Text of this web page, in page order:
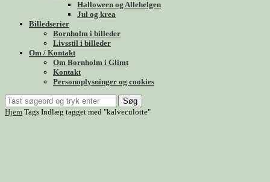
Halloween og Allehelgen
Jul og krea
Billedserier
Bornholm i billeder
Livsstil i billeder
Om / Kontakt
Om Bornholm i Glimt
Kontakt
Personoplysninger og cookies
Søg
Hjem Tags Indlæg tagget med "kalveculotte"